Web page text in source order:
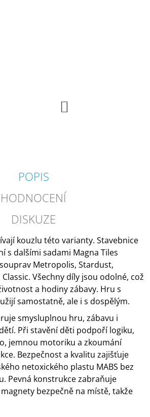
POPIS
HODNOCENÍ
DISKUZE
kouzlu této varianty. Stavebnice
s dalšími sadami Magna Tiles
Metropolis, Stardust,
Všechny díly jsou odolné, což
a hodiny zábavy. Hru s
samostatně, ale i s dospělým.
smysluplnou hru, zábavu i
Při stavění děti podpoří logiku,
jemnou motoriku a zkoumání
Bezpečnost a kvalitu zajišťuje
netoxického plastu MABS bez
Pevná konstrukce zabraňuje
bezpečně na místě, takže